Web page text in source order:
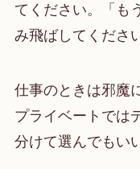
てください。「も
み飛ばしてくださ
仕事のときは邪魔
プライベートでは
分けて選んでもい